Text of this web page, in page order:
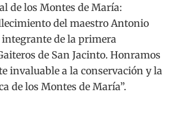
de los Montes de María:
del maestro Antonio
de la primera
de San Jacinto. Honramos
invaluable a la conservación y la
de los Montes de María”.